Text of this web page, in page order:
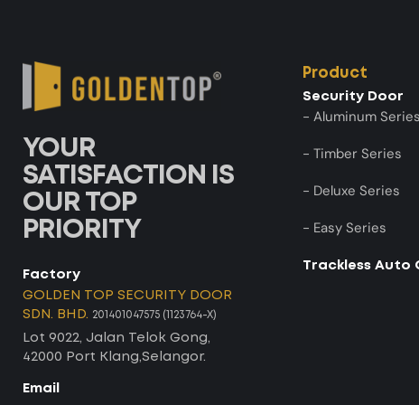
YOUR
SATISFACTION IS
OUR TOP
PRIORITY
Factory
GOLDEN TOP SECURITY DOOR
SDN. BHD. 201401047575 (1123764-X)
Lot 9022, Jalan Telok Gong,
42000 Port Klang,Selangor.
Email
Product
Security Door
- Aluminum Series
- Timber Series
- Deluxe Series
- Easy Series
Trackless Auto